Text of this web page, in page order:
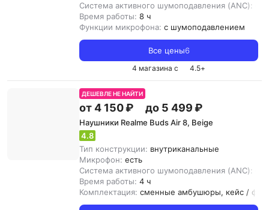
Система активного шумоподавления (ANC):
Время работы: 8 ч
Функции микрофона: с шумоподавлением
Все цены6
4 магазина с 4.5+
ДЕШЕВЛЕ НЕ НАЙТИ
от 4 150 ₽ до 5 499 ₽
Наушники Realme Buds Air 8, Beige
4.8
Тип конструкции: внутриканальные
Микрофон: есть
Система активного шумоподавления (ANC):
Время работы: 4 ч
Комплектация: сменные амбушюры, кейс /